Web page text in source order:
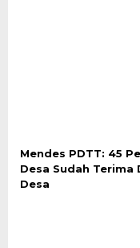
Mendes PDTT: 45
Desa Sudah Terima
Desa